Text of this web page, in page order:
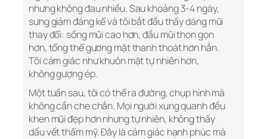
nhưng không đau nhiều. Sau khoảng 3-4 ngày,
sưng giảm đáng kể và tôi bắt đầu thấy dáng mũi
thay đổi: sống mũi cao hơn, đầu mũi thon gọn
hơn, tổng thể gương mặt thanh thoát hơn hẳn.
Tôi cảm giác như khuôn mặt tự nhiên hơn,
không gượng ép.
Một tuần sau, tôi có thể ra đường, chụp hình mà
không cần che chắn. Mọi người xung quanh đều
khen mũi đẹp hơn nhưng tự nhiên, không thấy
dấu vết thẩm mỹ. Đây là cảm giác hạnh phúc mà